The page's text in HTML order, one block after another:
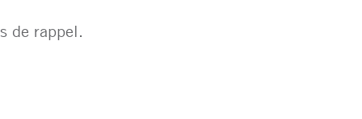
de rappel.